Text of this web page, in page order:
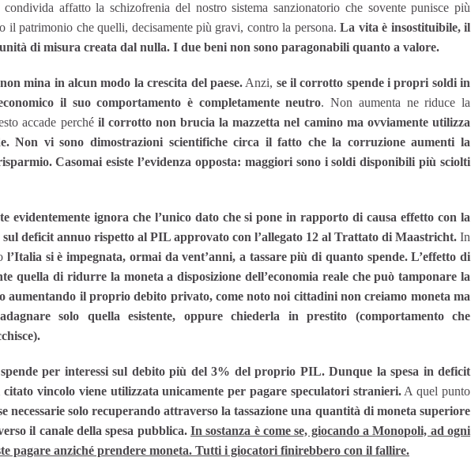
affatto la schizofrenia del nostro sistema sanzionatorio che sovente punisce più
il patrimonio che quelli, decisamente più gravi, contro la persona.La vita è insostituibile, il
di misura creata dal nulla. I due beni non sono paragonabili quanto a valore.
mina in alcun modo la crescita del paese.Anzi, se il corrotto spende i propri soldi in
il suo comportamento è completamente neutro. Non aumenta ne riduce la
accade perché il corrotto non brucia la mazzetta nel camino ma ovviamente utilizza
Non vi sono dimostrazioni scientifiche circa il fatto che la corruzione aumenti la
Casomai esiste l’evidenza opposta: maggiori sono i soldi disponibili più sciolti
evidentemente ignora che l’unico dato che si pone in rapporto di causa effetto con la
deficit annuo rispetto al PIL approvato con l’allegato 12 al Trattato di Maastricht. In
l’Italia si è impegnata, ormai da vent’anni, a tassare più di quanto spende. L’effetto di
quella di ridurre la moneta a disposizione dell’economia reale che può tamponare la
aumentando il proprio debito privato, come noto noi cittadini non creiamo moneta ma
solo quella esistente, oppure chiederla in prestito (comportamento che
per interessi sul debito più del 3% del proprio PIL. Dunque la spesa in deficit
vincolo viene utilizzata unicamente per pagare speculatori stranieri.A quel punto
necessarie solo recuperando attraverso la tassazione una quantità di moneta superiore
il canale della spesa pubblica. In sostanza è come se, giocando a Monopoli, ad ogni
pagare anziché prendere moneta. Tutti i giocatori finirebbero con il fallire.